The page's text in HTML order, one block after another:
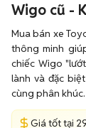
Wigo cũ -
Mua bán xe
thông minh
chiếc Wigo
lành và đặc
cùng phân khúc.
Giá tốt tại